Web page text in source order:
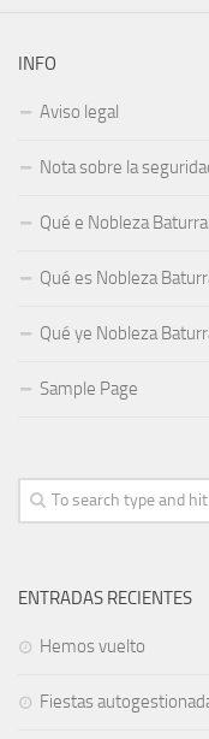
INFO
Aviso legal
Nota sobre la
Qué e Nobleza Baturra
Qué es Nobleza
Qué ye Nobleza
Sample Page
ENTRADAS RECIENTES
Hemos vuelto
Fiestas